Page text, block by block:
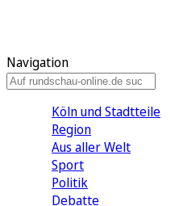
Navigation
Köln und Stadtteile
Region
Aus aller Welt
Sport
Politik
Debatte